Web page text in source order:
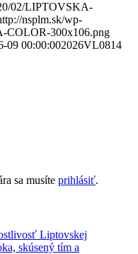
02/LIPTOVSKA-
nsplm.sk/wp-
COLOR-300x106.png
09 00:00:002026VL0814
sa musíte prihlásiť.
Liptovskej
skúsený tím a